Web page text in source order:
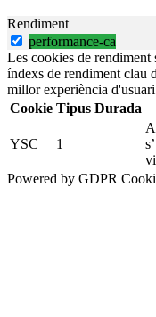
Rendiment
performance-ca
Les cookies de
índexs de rendiment clau
millor experiència
Cookie Tipus Durada
YSC 1
Powered by GDPR